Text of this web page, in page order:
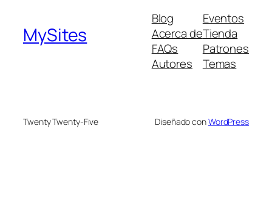
MySites
Blog
Acerca de
FAQs
Autores
Eventos
Tienda
Patrones
Temas
Twenty Twenty-Five Diseñado conWordPress